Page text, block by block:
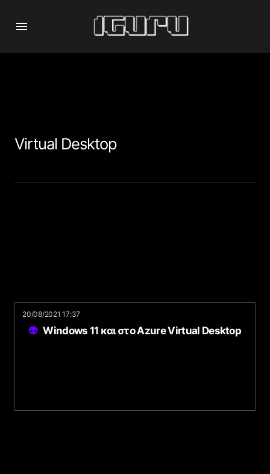
Virtual Desktop
20/08/2021 17:37
Windows 11 και στο Azure Virtual Desktop